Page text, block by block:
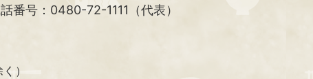
番号：0480-72-1111（代表）
）